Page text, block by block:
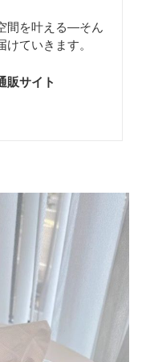
間を叶える—そん
ていきます。
販サイト